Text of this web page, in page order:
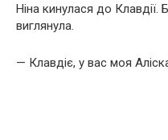
Ніна кинулася до Клавдії.
виглянула.
— Клавдіє, у вас моя